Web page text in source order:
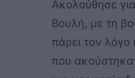
Ακολούθησε
Βουλή, με τη
πάρει τον λόγο
που